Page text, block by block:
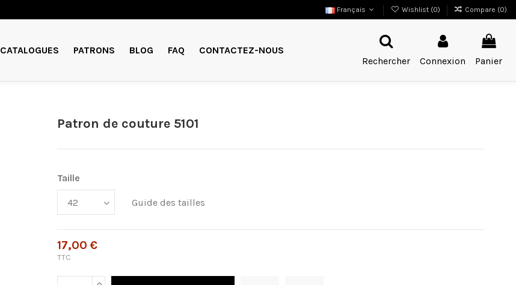
Français Wishlist (0) Compare (0)
CATALOGUES PATRONS BLOG FAQ
CONTACTEZ-NOUS
Rechercher
Connexion Panier
Patron de couture 5101
Taille
Guide des tailles
17,00 €
TTC